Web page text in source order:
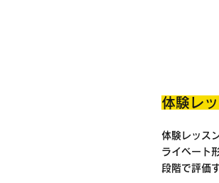
体験レ
体験レッス
ライベート
段階で評価